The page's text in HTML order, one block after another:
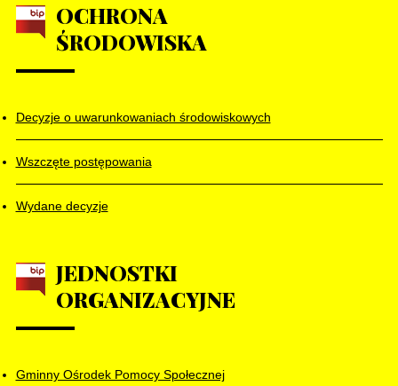
OCHRONA
ŚRODOWISKA
Decyzje o uwarunkowaniach środowiskowych
Wszczęte postępowania
Wydane decyzje
JEDNOSTKI
ORGANIZACYJNE
Gminny Ośrodek Pomocy Społecznej